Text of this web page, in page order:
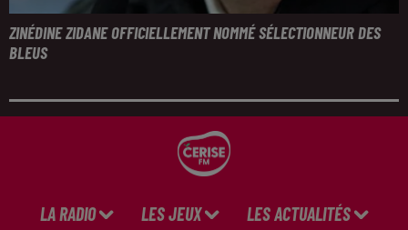
ZINÉDINE ZIDANE OFFICIELLEMENT NOMMÉ SÉLECTIONNEUR DES
BLEUS
LA RADIO LES JEUX LES ACTUALITÉS